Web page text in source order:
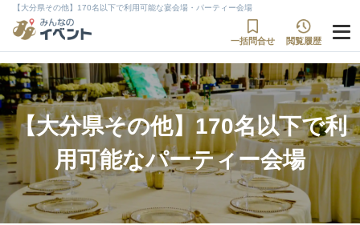
【大分県その他】170名以下で利用可能な宴会場・パーティー会場
一括問合せ 閲覧履歴
【大分県その他】170名以下で利
用可能なパーティー会場